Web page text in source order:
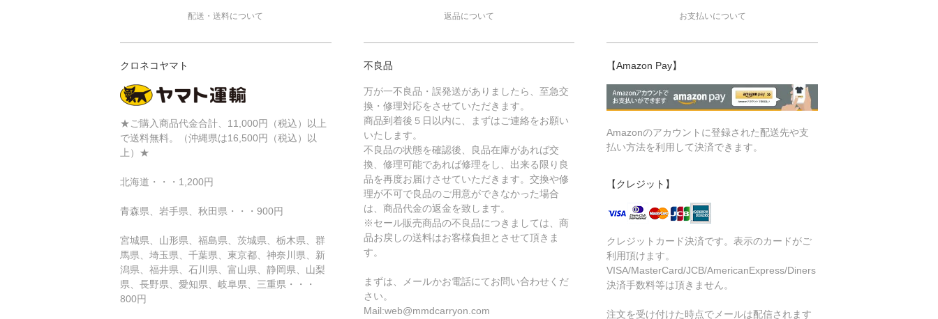
配送・送料について
クロネコヤマト
★ご購入商品代金合計、11,000円（税込）以上
で送料無料。（沖縄県は16,500円（税込）以
上）★
北海道・・・1,200円
青森県、岩手県、秋田県・・・900円
宮城県、山形県、福島県、茨城県、栃木県、群
馬県、埼玉県、千葉県、東京都、神奈川県、新
潟県、福井県、石川県、富山県、静岡県、山梨
県、長野県、愛知県、岐阜県、三重県・・・
800円
返品について
不良品
万が一不良品・誤発送がありましたら、至急交
換・修理対応をさせていただきます。
商品到着後５日以内に、まずはご連絡をお願い
いたします。
不良品の状態を確認後、良品在庫があれば交
換、修理可能であれば修理をし、出来る限り良
品を再度お届けさせていただきます。交換や修
理が不可で良品のご用意ができなかった場合
は、商品代金の返金を致します。
※セール販売商品の不良品につきましては、商
品お戻しの送料はお客様負担とさせて頂きま
す。
まずは、メールかお電話にてお問い合わせくだ
さい。
Mail:web@mmdcarryon.com
お支払いについて
【Amazon Pay】
Amazonのアカウントに登録された配送先や支
払い方法を利用して決済できます。
【クレジット】
クレジットカード決済です。表示のカードがご
利用頂けます。
VISA/MasterCard/JCB/AmericanExpress/Diners
決済手数料等は頂きません。
注文を受け付けた時点でメールは配信されます